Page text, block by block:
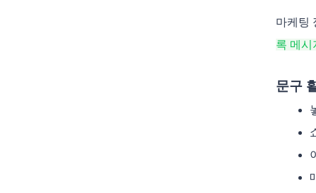
마케팅
록 메시
문구